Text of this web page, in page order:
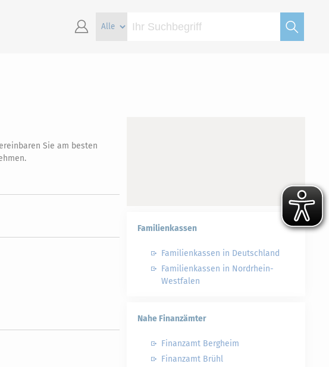
Sie am besten
Familienkassen
Familienkassen in Deutschland
Familienkassen in Nordrhein-
Westfalen
Nahe Finanzämter
Finanzamt Bergheim
Finanzamt Brühl